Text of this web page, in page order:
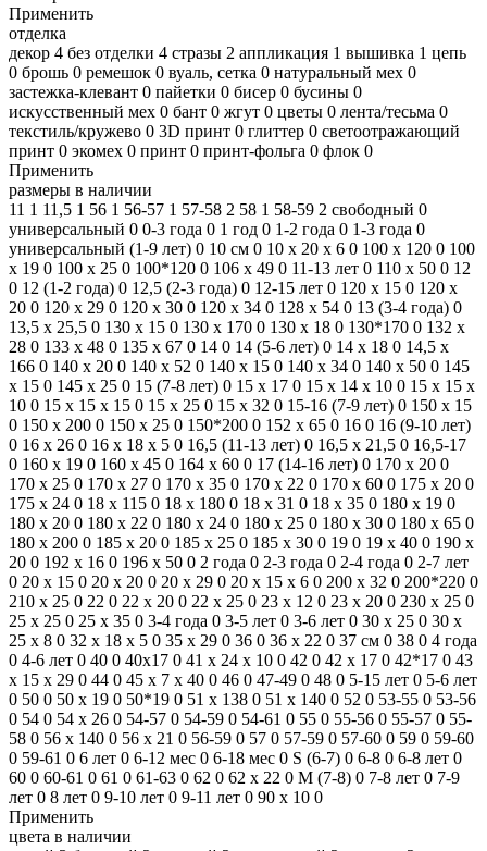
Применить
отделка
декор 4 без отделки 4 стразы 2 аппликация 1 вышивка 1 цепь
0 брошь 0 ремешок 0 вуаль, сетка 0 натуральный мех 0
застежка-клевант 0 пайетки 0 бисер 0 бусины 0
искусственный мех 0 бант 0 жгут 0 цветы 0 лента/тесьма 0
текстиль/кружево 0 3D принт 0 глиттер 0 светоотражающий
принт 0 экомех 0 принт 0 принт-фольга 0 флок 0
Применить
размеры в наличии
11 1 11,5 1 56 1 56-57 1 57-58 2 58 1 58-59 2 свободный 0
универсальный 0 0-3 года 0 1 год 0 1-2 года 0 1-3 года 0
универсальный (1-9 лет) 0 10 см 0 10 х 20 х 6 0 100 x 120 0 100
x 19 0 100 x 25 0 100*120 0 106 x 49 0 11-13 лет 0 110 х 50 0 12
0 12 (1-2 года) 0 12,5 (2-3 года) 0 12-15 лет 0 120 х 15 0 120 х
20 0 120 х 29 0 120 х 30 0 120 х 34 0 128 х 54 0 13 (3-4 года) 0
13,5 x 25,5 0 130 х 15 0 130 х 170 0 130 х 18 0 130*170 0 132 х
28 0 133 х 48 0 135 x 67 0 14 0 14 (5-6 лет) 0 14 x 18 0 14,5 x
166 0 140 x 20 0 140 x 52 0 140 х 15 0 140 х 34 0 140 х 50 0 145
x 15 0 145 х 25 0 15 (7-8 лет) 0 15 x 17 0 15 х 14 х 10 0 15 х 15 х
10 0 15 х 15 х 15 0 15 х 25 0 15 х 32 0 15-16 (7-9 лет) 0 150 х 15
0 150 х 200 0 150 х 25 0 150*200 0 152 х 65 0 16 0 16 (9-10 лет)
0 16 x 26 0 16 х 18 х 5 0 16,5 (11-13 лет) 0 16,5 х 21,5 0 16,5-17
0 160 x 19 0 160 х 45 0 164 x 60 0 17 (14-16 лет) 0 170 x 20 0
170 x 25 0 170 x 27 0 170 x 35 0 170 х 22 0 170 х 60 0 175 х 20 0
175 х 24 0 18 x 115 0 18 x 180 0 18 x 31 0 18 x 35 0 180 x 19 0
180 x 20 0 180 x 22 0 180 x 24 0 180 x 25 0 180 x 30 0 180 x 65 0
180 х 200 0 185 х 20 0 185 х 25 0 185 х 30 0 19 0 19 x 40 0 190 x
20 0 192 x 16 0 196 x 50 0 2 года 0 2-3 года 0 2-4 года 0 2-7 лет
0 20 x 15 0 20 x 20 0 20 x 29 0 20 х 15 х 6 0 200 х 32 0 200*220 0
210 x 25 0 22 0 22 х 20 0 22 х 25 0 23 x 12 0 23 x 20 0 230 х 25 0
25 x 25 0 25 x 35 0 3-4 года 0 3-5 лет 0 3-6 лет 0 30 x 25 0 30 х
25 х 8 0 32 х 18 х 5 0 35 x 29 0 36 0 36 x 22 0 37 см 0 38 0 4 года
0 4-6 лет 0 40 0 40x17 0 41 х 24 х 10 0 42 0 42 x 17 0 42*17 0 43
х 15 х 29 0 44 0 45 х 7 х 40 0 46 0 47-49 0 48 0 5-15 лет 0 5-6 лет
0 50 0 50 x 19 0 50*19 0 51 x 138 0 51 х 140 0 52 0 53-55 0 53-56
0 54 0 54 х 26 0 54-57 0 54-59 0 54-61 0 55 0 55-56 0 55-57 0 55-
58 0 56 х 140 0 56 х 21 0 56-59 0 57 0 57-59 0 57-60 0 59 0 59-60
0 59-61 0 6 лет 0 6-12 мес 0 6-18 мес 0 S (6-7) 0 6-8 0 6-8 лет 0
60 0 60-61 0 61 0 61-63 0 62 0 62 х 22 0 M (7-8) 0 7-8 лет 0 7-9
лет 0 8 лет 0 9-10 лет 0 9-11 лет 0 90 x 10 0
Применить
цвета в наличии